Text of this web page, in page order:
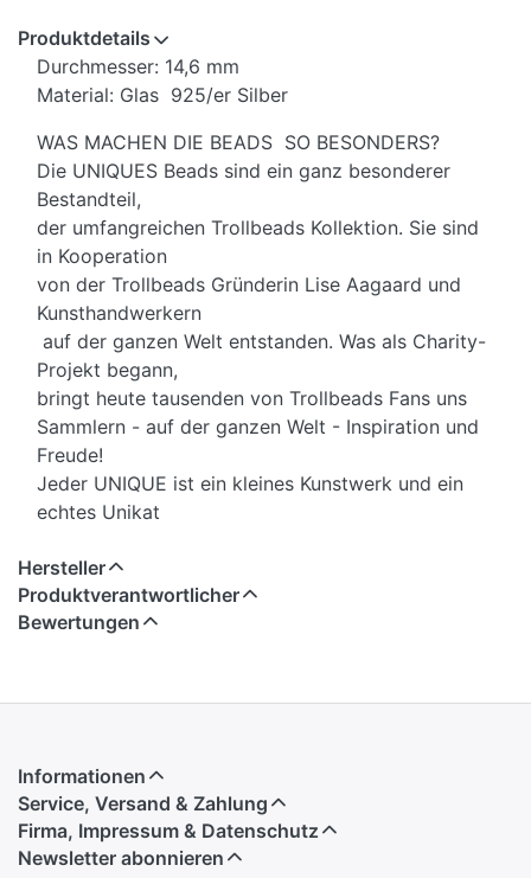
Produktdetails
Durchmesser: 14,6 mm
Material: Glas 925/er Silber
WAS MACHEN DIE BEADS SO BESONDERS?
Die UNIQUES Beads sind ein ganz besonderer
Bestandteil,
der umfangreichen Trollbeads Kollektion. Sie sind
in Kooperation
von der Trollbeads Gründerin Lise Aagaard und
Kunsthandwerkern
auf der ganzen Welt entstanden. Was als Charity-
Projekt begann,
bringt heute tausenden von Trollbeads Fans uns
Sammlern - auf der ganzen Welt - Inspiration und
Freude!
Jeder UNIQUE ist ein kleines Kunstwerk und ein
echtes Unikat
Hersteller
Produktverantwortlicher
Bewertungen
Informationen
Service, Versand & Zahlung
Firma, Impressum & Datenschutz
Newsletter abonnieren